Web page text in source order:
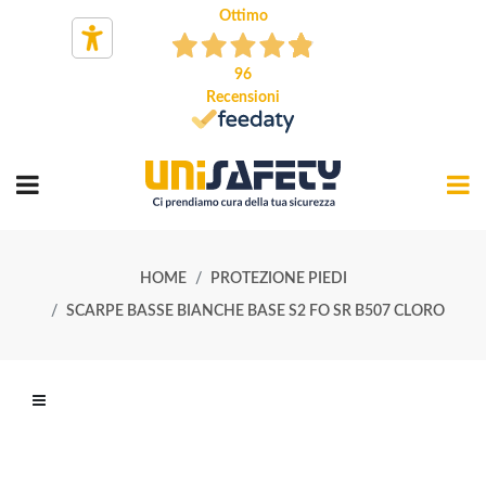
Ottimo
96
Recensioni
HOME PROTEZIONE PIEDI
SCARPE BASSE BIANCHE BASE S2 FO SR B507 CLORO